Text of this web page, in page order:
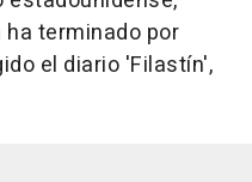
terminado por
el diario 'Filastín',